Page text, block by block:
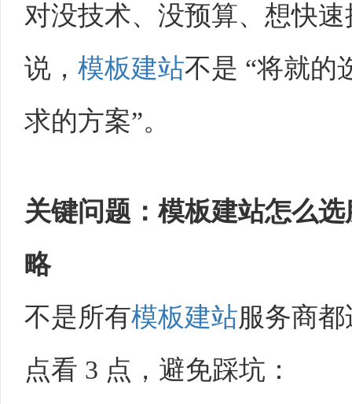
对没技术、没预算、想快速
说， 模板建站不是 “将就的
求的方案”。​
关键问题： 模板建站怎么选
略
不是所有模板建站服务商
点看 3 点，避免踩坑：​